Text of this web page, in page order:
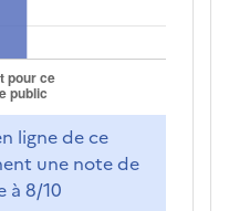
ligne de ce
une note de
à 8/10